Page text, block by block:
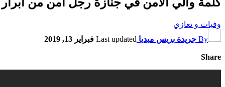
وفيات و تعازي
By جريدة بريس ميديا Last updated فبراير 13, 2019
Share